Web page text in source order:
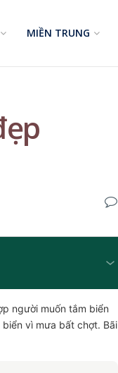
MIỀN TRUNG
người muốn tắm biển
biển vì mưa bất chợt. Bãi